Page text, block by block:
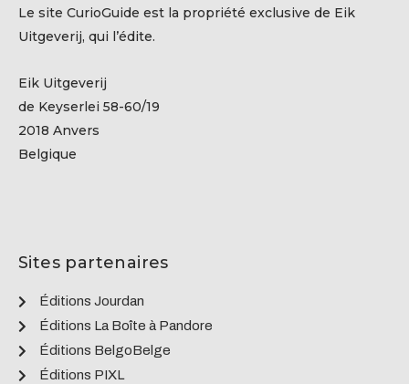
Le site CurioGuide est la propriété exclusive de Eik
Uitgeverij, qui l’édite.
Eik Uitgeverij
de Keyserlei 58-60/19
2018 Anvers
Belgique
Sites partenaires
Éditions Jourdan
Éditions La Boîte à Pandore
Éditions BelgoBelge
Éditions PIXL